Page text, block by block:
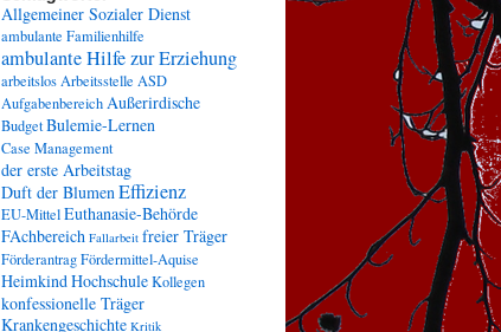
Allgemeiner Sozialer Dienst
ambulante Familienhilfe
ambulante Hilfe zur Erziehung
arbeitslosArbeitsstelle ASD
Aufgabenbereich Außerirdische
BudgetBulemie-Lernen
Case Management
der erste Arbeitstag
Duft der Blumen Effizienz
EU-MittelEuthanasie-Behörde
FAchbereich Fallarbeit freier Träger
FörderantragFördermittel-Aquise
Heimkind HochschuleKollegen
konfessionelle Träger
Krankengeschichte Kritik